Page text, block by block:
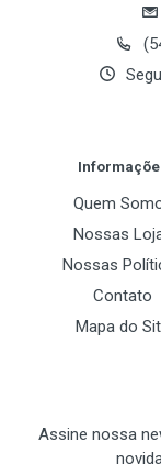
1 x DVI
USB type-C
S-Video
Quem
Nossas
Nossas
Contato
Mapa do
Assine nossa